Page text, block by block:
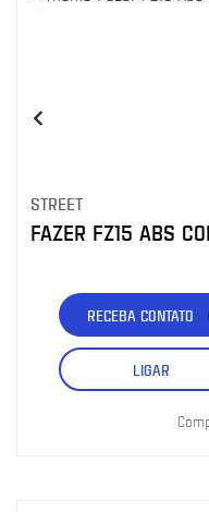
STREET
FAZER FZ15 ABS
RECEBA CONTATO
LIGAR